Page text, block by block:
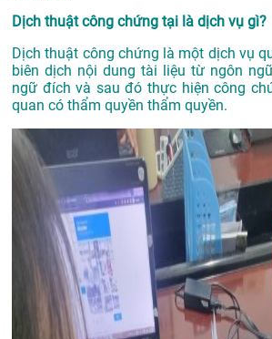
Dịch thuật công chứng tại là dịch vụ gì?
Dịch thuật công chứng là một dịch vụ
biên dịch nội dung tài liệu từ ngôn
ngữ đích và sau đó thực hiện công
quan có thẩm quyền thẩm quyền.